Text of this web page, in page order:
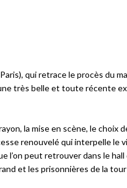
qui retrace le procès du
très belle et toute récente
la mise en scène, le choix
renouvelé qui interpelle le
l’on peut retrouver dans le
et les prisonnières de la tour